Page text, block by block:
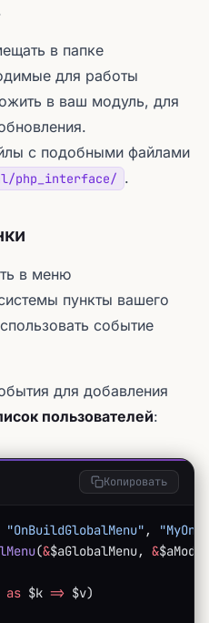
в папке
для работы
в ваш модуль, для
с подобными файлами
php_interface/ .
в меню
пункты вашего
событие
для добавления
пользователей:
Копировать
"OnBuildGlobalMenu" ,
(&$aGlobalMenu, &
as $k => $v)